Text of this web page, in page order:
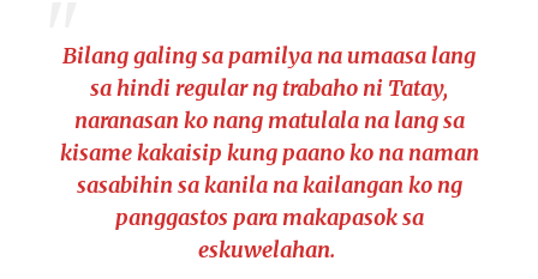
Bilang galing sa pamilya na umaasa lang
sa hindi regular ng trabaho ni Tatay,
naranasan ko nang matulala na lang sa
kisame kakaisip kung paano ko na naman
sasabihin sa kanila na kailangan ko ng
panggastos para makapasok sa
eskuwelahan.